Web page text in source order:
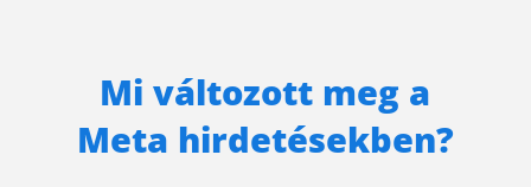
Mi változott meg a
Meta hirdetésekben?